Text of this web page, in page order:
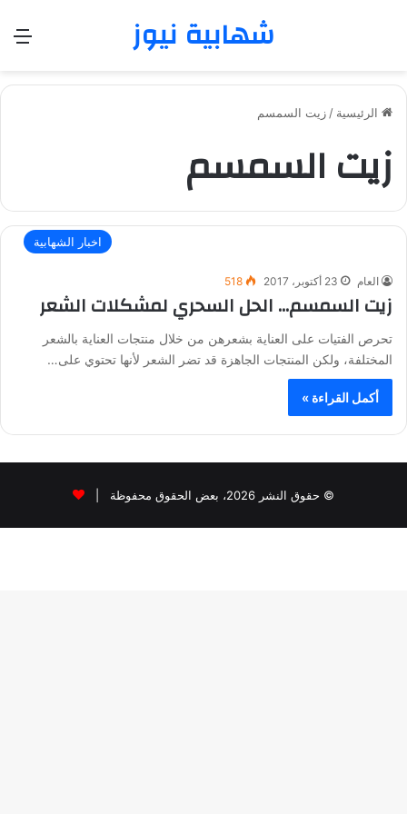
شهابية نيوز
الرئيسية / زيت السمسم
زيت السمسم
اخبار الشهابية
العام 23 أكتوبر، 2017 518
زيت السمسم… الحل السحري لمشكلات الشعر
تحرص الفتيات على العناية بشعرهن من خلال منتجات العناية بالشعر
المختلفة، ولكن المنتجات الجاهزة قد تضر الشعر لأنها تحتوي على…
أكمل القراءة »
© حقوق النشر 2026، بعض الحقوق محفوظة |